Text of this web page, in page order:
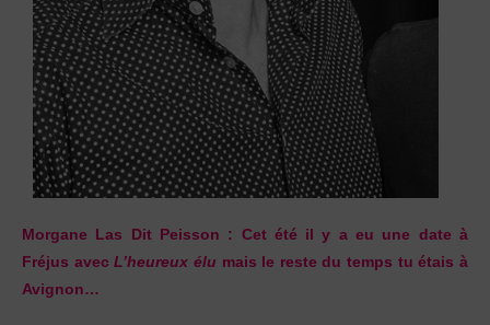
Morgane Las Dit Peisson : Cet été il y a eu une date à
Fréjus avecL’heureux élu mais le reste du temps tu étais à
Avignon…